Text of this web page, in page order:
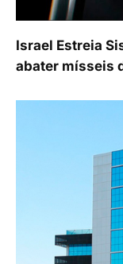
Israel Estreia
abater mísseis